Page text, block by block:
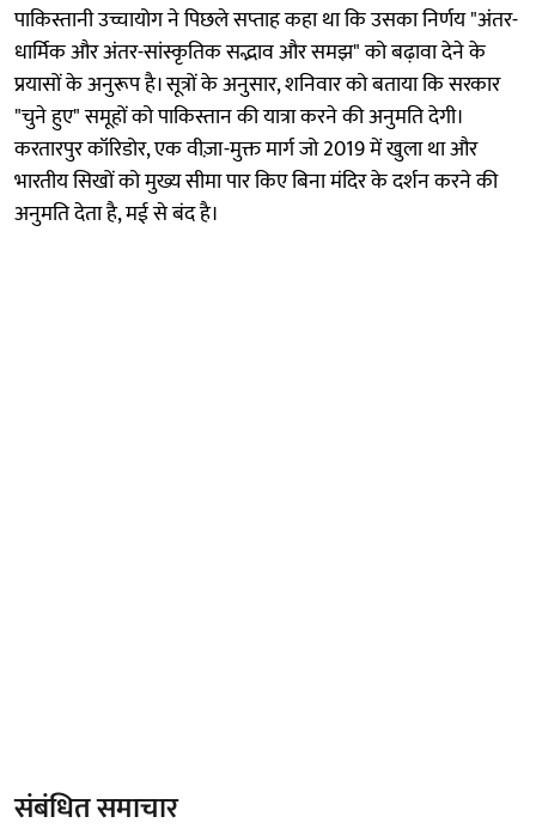
पाकिस्तानी उच्चायोग ने पिछले सप्ताह कहा था कि उसका निर्णय "अंतर-
धार्मिक और अंतर-सांस्कृतिक सद्भाव और समझ" को बढ़ावा देने के
प्रयासों के अनुरूप है। सूत्रों के अनुसार, शनिवार को बताया कि सरकार
"चुने हुए" समूहों को पाकिस्तान की यात्रा करने की अनुमति देगी।
करतारपुर कॉरिडोर, एक वीज़ा-मुक्त मार्ग जो 2019 में खुला था और
भारतीय सिखों को मुख्य सीमा पार किए बिना मंदिर के दर्शन करने की
अनुमति देता है, मई से बंद है।
संबंधित समाचार